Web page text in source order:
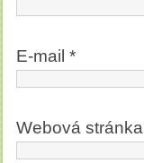
E-mail *
Webová stránka